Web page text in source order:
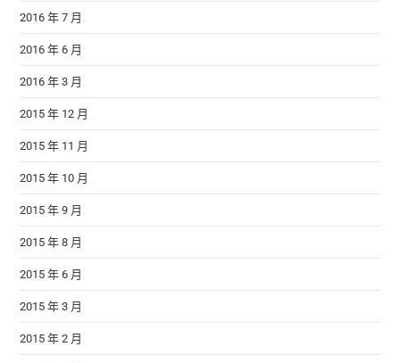
2016 年 7 月
2016 年 6 月
2016 年 3 月
2015 年 12 月
2015 年 11 月
2015 年 10 月
2015 年 9 月
2015 年 8 月
2015 年 6 月
2015 年 3 月
2015 年 2 月